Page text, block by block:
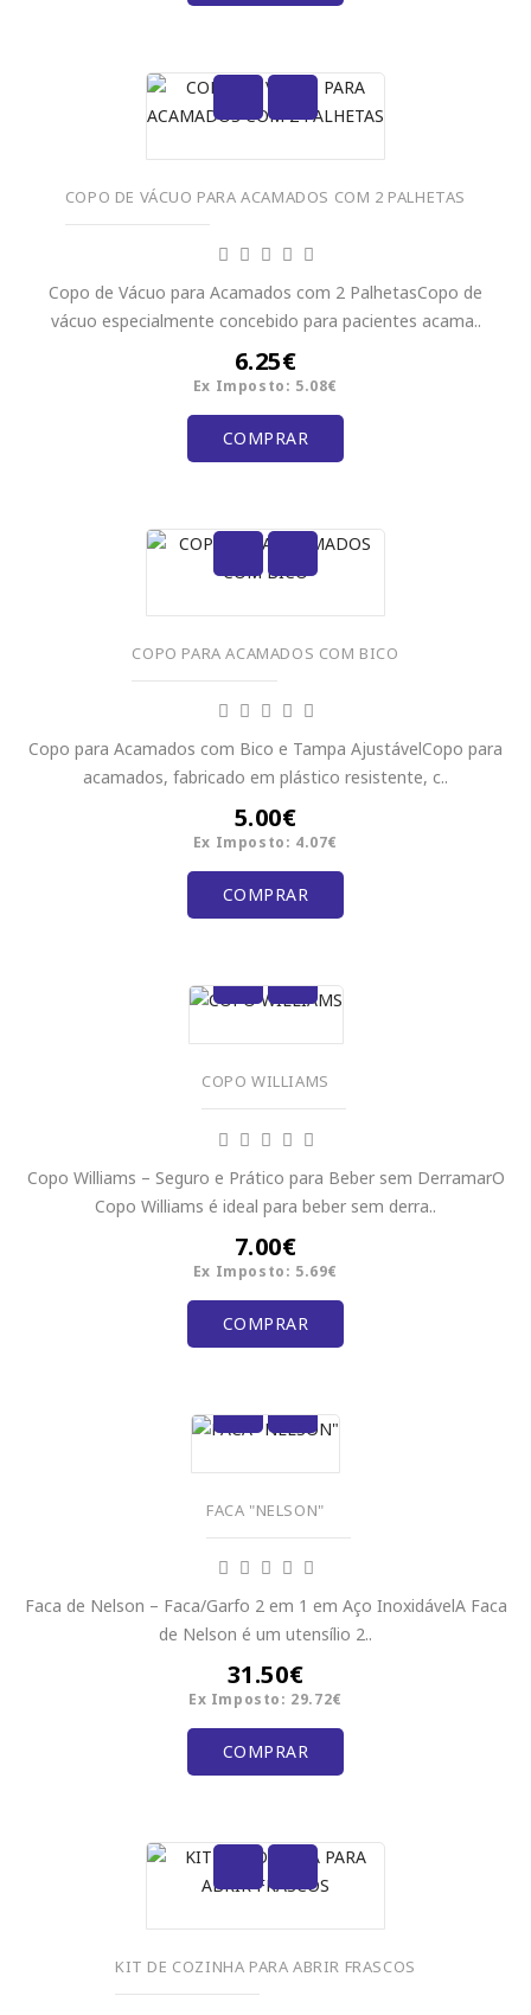
COPO DE VÁCUO PARA ACAMADOS COM 2 PALHETAS
Copo de Vácuo para Acamados com 2 PalhetasCopo de
vácuo especialmente concebido para pacientes acama..
6.25€
Ex Imposto: 5.08€
COMPRAR
COPO PARA ACAMADOS COM BICO
Copo para Acamados com Bico e Tampa AjustávelCopo para
acamados, fabricado em plástico resistente, c..
5.00€
Ex Imposto: 4.07€
COMPRAR
COPO WILLIAMS
Copo Williams – Seguro e Prático para Beber sem DerramarO
Copo Williams é ideal para beber sem derra..
7.00€
Ex Imposto: 5.69€
COMPRAR
FACA "NELSON"
Faca de Nelson – Faca/Garfo 2 em 1 em Aço InoxidávelA Faca
de Nelson é um utensílio 2..
31.50€
Ex Imposto: 29.72€
COMPRAR
KIT DE COZINHA PARA ABRIR FRASCOS